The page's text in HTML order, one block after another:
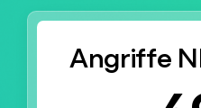
Angriffe